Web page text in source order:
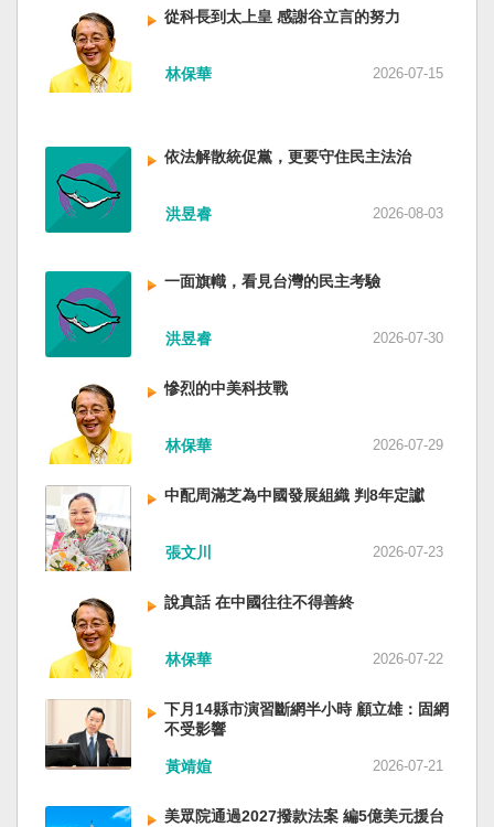
從科長到太上皇 感謝谷立言的努力
林保華 2026-07-15
依法解散統促黨，更要守住民主法治
洪昱睿 2026-08-03
一面旗幟，看見台灣的民主考驗
洪昱睿 2026-07-30
慘烈的中美科技戰
林保華 2026-07-29
中配周滿芝為中國發展組織 判8年定讞
張文川 2026-07-23
說真話 在中國往往不得善終
林保華 2026-07-22
下月14縣市演習斷網半小時 顧立雄：固網
不受影響
黃靖媗 2026-07-21
美眾院通過2027撥款法案 編5億美元援台